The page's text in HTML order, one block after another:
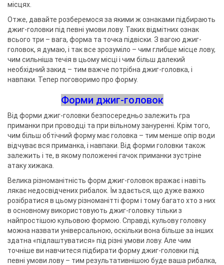
місцях.
Отже, давайте розберемося за якими ж ознаками підбирають
джиг-головки під певні умови лову. Таких відмітних ознак
всього три – вага, форма та точка підвіски. З вагою джиг-
головок, я думаю, і так все зрозуміло – чим глибше місце лову,
чим сильніша течія в цьому місці і чим більш далекий
необхідний закид – тим важче потрібна джиг-головка, і
навпаки. Тепер поговоримо про форму.
Форми джиг-головок
Від форми джиг-головки безпосередньо залежить гра
приманки при проводці та при вільному зануренні. Крім того,
чим більш обтічний форму має головка – тим менше опір води
відчуває вся приманка, і навпаки. Від форми головки також
залежить і те, в якому положенні гачок приманки зустріне
атаку хижака.
Велика різноманітність форм джиг-головок вражає і навіть
лякає недосвідчених рибалок. Їм здається, що дуже важко
розібратися в цьому різноманітті форм і тому багато хто з них
в основному використовують джиг-головку тільки з
найпростішою кульовою формою. Справді, кульову головку
можна назвати універсальною, оскільки вона більше за інших
здатна «підлаштуватися» під різні умови лову. Але чим
точніше ви навчитеся підбирати форму джиг-головки під
певні умови лову – тим результативнішою буде ваша рибалка,